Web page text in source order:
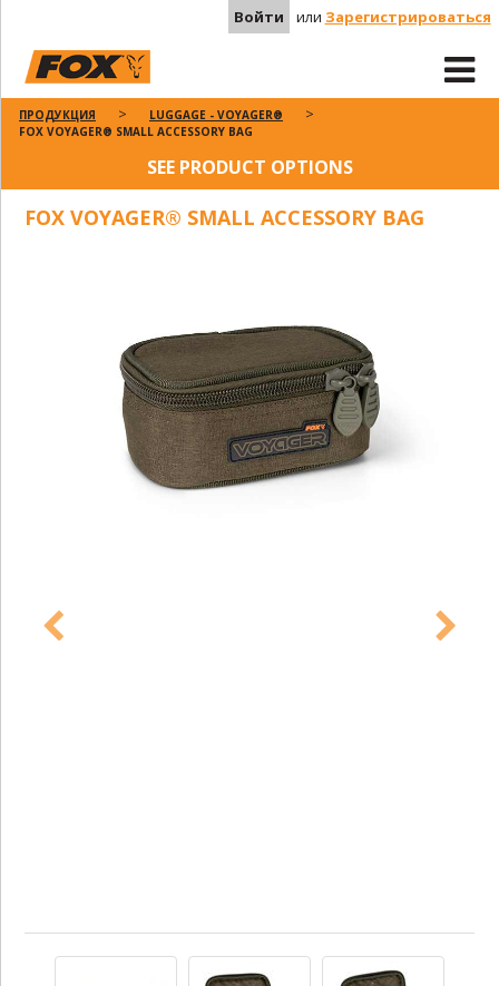
Войти или Зарегистрироваться
ПРОДУКЦИЯ
LUGGAGE - VOYAGER®
FOX VOYAGER® SMALL ACCESSORY BAG
SEE PRODUCT OPTIONS
FOX VOYAGER® SMALL ACCESSORY BAG